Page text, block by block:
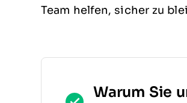
Team helfen, sicher zu
Warum Sie